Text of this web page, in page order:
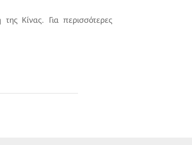
Κίνας. Για περισσότερες